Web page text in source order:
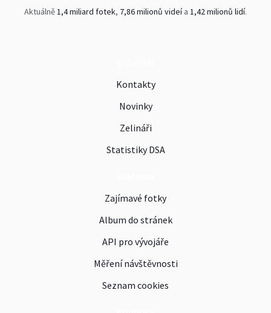
Aktuálně1,4 miliard fotek, 7,86 milionů videía 1,42 milionů lidí.
Kontakty
Novinky
Zelináři
Statistiky DSA
Zajímavé fotky
Album do stránek
API pro vývojáře
Měření návštěvnosti
Seznam cookies